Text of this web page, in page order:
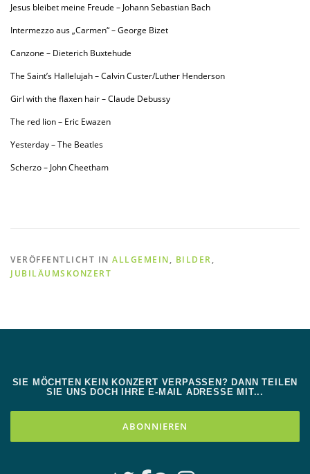
Jesus bleibet meine Freude – Johann Sebastian Bach
Intermezzo aus „Carmen“ – George Bizet
Canzone – Dieterich Buxtehude
The Saint’s Hallelujah – Calvin Custer/Luther Henderson
Girl with the flaxen hair – Claude Debussy
The red lion – Eric Ewazen
Yesterday – The Beatles
Scherzo – John Cheetham
VERÖFFENTLICHT IN ALLGEMEIN, BILDER,
JUBILÄUMSKONZERT
SIE MÖCHTEN KEIN KONZERT VERPASSEN? DANN TEILEN
SIE UNS DOCH IHRE E-MAIL ADRESSE MIT...